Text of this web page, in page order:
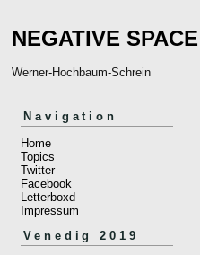
NEGATIVE SPACE
Werner-Hochbaum-Schrein
Navigation
Home
Topics
Twitter
Facebook
Letterboxd
Impressum
Venedig 2019